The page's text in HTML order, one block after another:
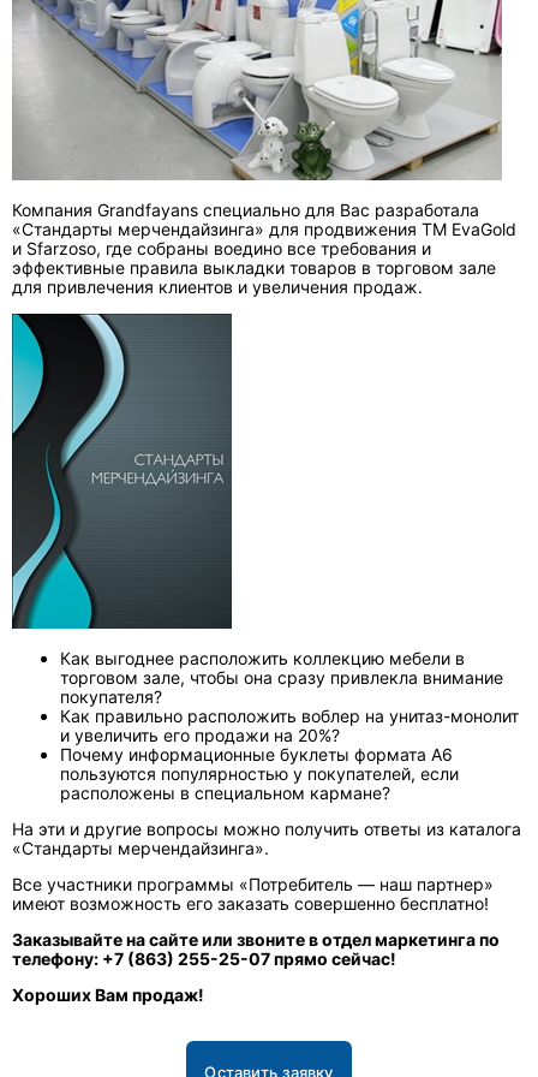
Компания Grandfayans специально для Вас разработала
«Стандарты мерчендайзинга» для продвижения ТМ EvaGold
и Sfarzoso, где собраны воедино все требования и
эффективные правила выкладки товаров в торговом зале
для привлечения клиентов и увеличения продаж.
Как выгоднее расположить коллекцию мебели в
торговом зале, чтобы она сразу привлекла внимание
покупателя?
Как правильно расположить воблер на унитаз-монолит
и увеличить его продажи на 20%?
Почему информационные буклеты формата А6
пользуются популярностью у покупателей, если
расположены в специальном кармане?
На эти и другие вопросы можно получить ответы из каталога
«Стандарты мерчендайзинга».
Все участники программы «Потребитель — наш партнер»
имеют возможность его заказать совершенно бесплатно!
Заказывайте на сайте или звоните в отдел маркетинга по
телефону: +7 (863) 255-25-07 прямо сейчас!
Хороших Вам продаж!
Оставить заявку